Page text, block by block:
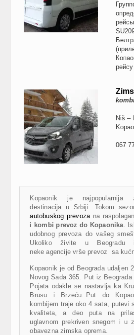
Niš –
067
Kopaonik je najpopularnija
destinacija u Srbiji. Tokom
autobuskog prevozana
i kombi prevoz do Kopaonika.
udobnog prevoza do vašeg
Ukoliko živite u Beogradu
neke agencije vrše prevoz sa
Kopaonik je od Beograda udaljen
Novog Sada 365. Put iz
Pojata odakle se nastavlja ka
Brusu i Brzeću..Put do
kombijem traje oko 4 sata, putevi
kvaliteta, a deo puta na
uglavnom prekriven snegom i u
obavezna zimska oprema.